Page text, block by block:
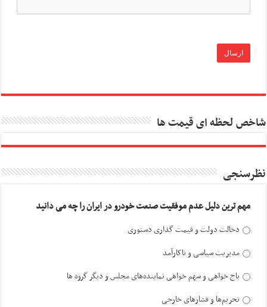
شاخص لحظه ای قیمت ها
نظرسنجی
مهم ترین دلیل عدم موفقیت صنعت خودرو در ایران را چه می دانید
دخالت دولت و قیمت گذاری دستوری
مدیریت سیاسی و ناکارآمد
باج خواهی و سهم خواهی نماینده‌های مجلس و دیگر گروه ها
تحریم‌ها و فشارهای خارجی